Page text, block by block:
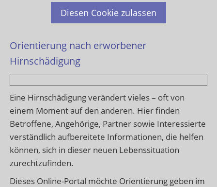
Diesen Cookie zulassen
Orientierung nach erworbener
Hirnschädigung
Eine Hirnschädigung verändert vieles – oft von
einem Moment auf den anderen. Hier finden
Betroffene, Angehörige, Partner sowie Interessierte
verständlich aufbereitete Informationen, die helfen
können, sich in dieser neuen Lebenssituation
zurechtzufinden.
Dieses Online-Portal möchte Orientierung geben im